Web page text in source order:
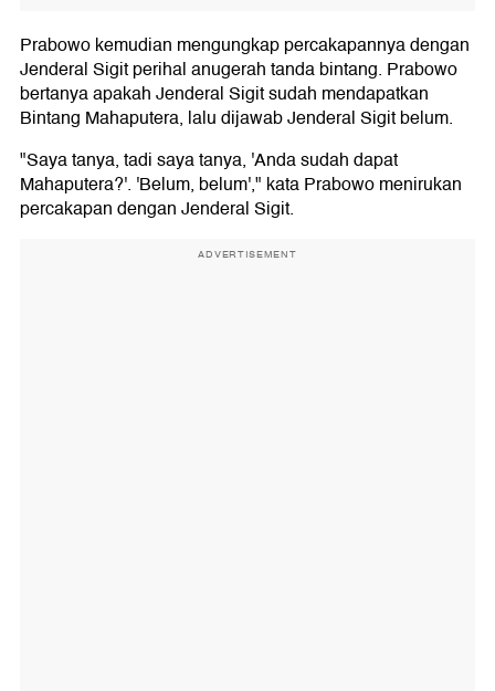
Prabowo kemudian mengungkap percakapannya dengan
Jenderal Sigit perihal anugerah tanda bintang. Prabowo
bertanya apakah Jenderal Sigit sudah mendapatkan
Bintang Mahaputera, lalu dijawab Jenderal Sigit belum.
"Saya tanya, tadi saya tanya, 'Anda sudah dapat
Mahaputera?'. 'Belum, belum'," kata Prabowo menirukan
percakapan dengan Jenderal Sigit.
ADVERTISEMENT